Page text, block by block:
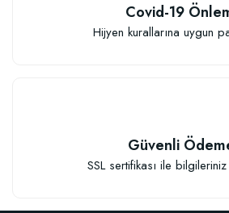
Covid-19
Hijyen kurallarına uygun
Güvenli
SSL sertifikası ile